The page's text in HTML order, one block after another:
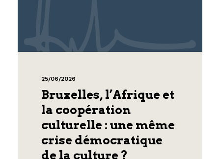
25/06/2026
Bruxelles, l’Afrique et
la coopération
culturelle : une même
crise démocratique
de la culture ?